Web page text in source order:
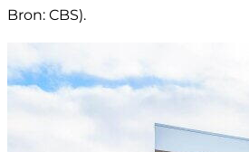
Bron: CBS).